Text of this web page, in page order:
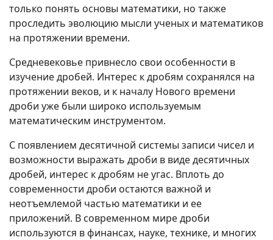
только понять основы математики, но также
проследить эволюцию мысли ученых и математиков
на протяжении времени.
Средневековье привнесло свои особенности в
изучение дробей. Интерес к дробям сохранялся на
протяжении веков, и к началу Нового времени
дроби уже были широко используемым
математическим инструментом.
С появлением десятичной системы записи чисел и
возможности выражать дроби в виде десятичных
дробей, интерес к дробям не угас. Вплоть до
современности дроби остаются важной и
неотъемлемой частью математики и ее
приложений. В современном мире дроби
используются в финансах, науке, технике, и многих